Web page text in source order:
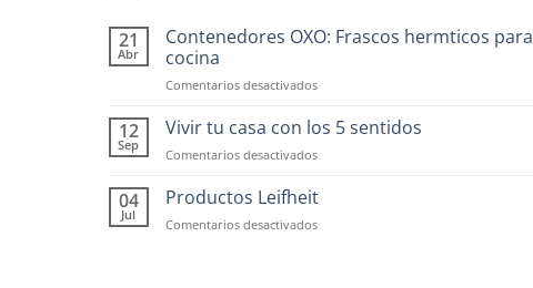
opciones
pueden
elegir
página
de
21
Abr
Contenedores OXO: Frascos hermticos para
cocina
Comentarios desactivadosen
OXO:
hermticos
cocina
12
Sep
Vivir tu casa con los 5 sentidos
Comentarios desactivadosen
tu
con
04
Jul
Productos Leifheit
Comentarios desactivadosen